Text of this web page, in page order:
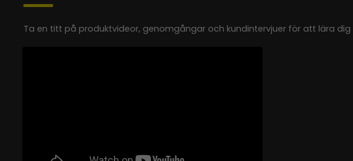
Ta en titt på produktvideor, genomgångar och kundintervjuer för att lära